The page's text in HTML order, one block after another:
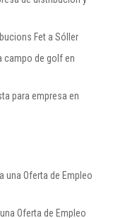
Fet a Sóller
campo de golf en
para empresa en
una Oferta de Empleo
Oferta de Empleo